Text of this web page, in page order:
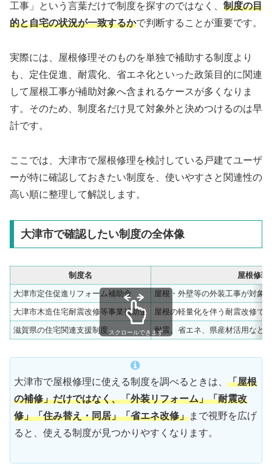
工事」という言葉だけで制度を探すのではなく、 制度の目
的と自宅の状況が一致するかで判断することが重要です。
実際には、屋根修理そのものを単独で補助する制度より
も、定住促進、耐震化、省エネ化といった政策目的に関連
して屋根工事が補助対象へ含まれるケースが多くなりま
す。そのため、制度名だけ見て対象外と決めつけるのは早
計です。
ここでは、大津市で屋根修理を検討している戸建てユーザ
ーが特に確認しておきたい制度を、使いやすさと関連性の
高い順に整理して解説します。
大津市で確認したい制度の全体像
制度名
屋根修理
大津市定住促進リフォーム補助金
屋根・外壁等の外装工事が対象
大津市木造住宅耐震改修等事業補助金
屋根の軽量化を伴う耐震改修で
滋賀県の住宅関連支援制度
耐震、省エネ、県産材活用など
スクロールできます
大津市で屋根修理に使える制度を調べるときは、 「屋根
の補修」だけではなく、「外装リフォーム」「耐震改
修」「住み替え・同居」「省エネ改修」まで視野を広げ
ると、使える制度が見つかりやすくなります。